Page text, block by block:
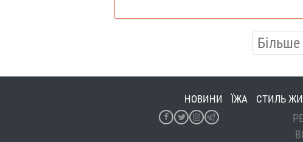
Більше
НОВИНИ ЇЖА СТИЛЬ